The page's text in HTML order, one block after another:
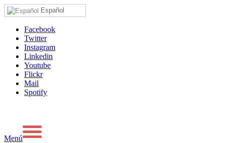
Español
Facebook
Twitter
Instagram
Linkedin
Youtube
Flickr
Mail
Spotify
Menú